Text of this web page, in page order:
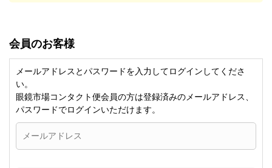
会員のお客様
メールアドレスとパスワードを入力してログインしてくださ
い。
眼鏡市場コンタクト便会員の方は登録済みのメールアドレス、
パスワードでログインいただけます。